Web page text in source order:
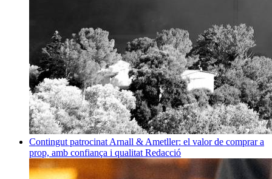
Contingut patrocinat Arnall & Ametller: el valor de comprar a
prop, amb confiança i qualitat Redacció